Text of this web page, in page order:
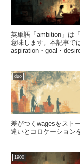
英単語「ambition」は
意味します。本記事で
aspiration・goal・
duo
差がつくwagesをスト
違いとコロケーション
1900